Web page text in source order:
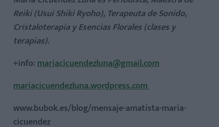
Reiki (Usui Shiki Ryoho), Terapeuta de Sonido,
Cristaloterapia y Esencias Florales (clases y
terapias).
+info:mariacicuendezluna@gmail.com
mariacicuendezluna.wordpress.com
www.bubok.es/blog/mensaje-amatista-maria-
cicuendez